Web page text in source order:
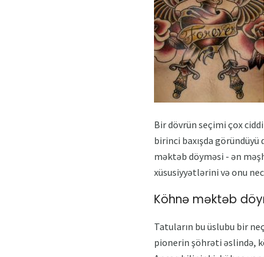
Bir dövrün seçimi çox
birinci baxışda
məktəb döyməsi - ən
xüsusiyyətlərini və onu
Köhnə məktəb
Tatuların bu üslubu bir
pionerin şöhrəti əslində,